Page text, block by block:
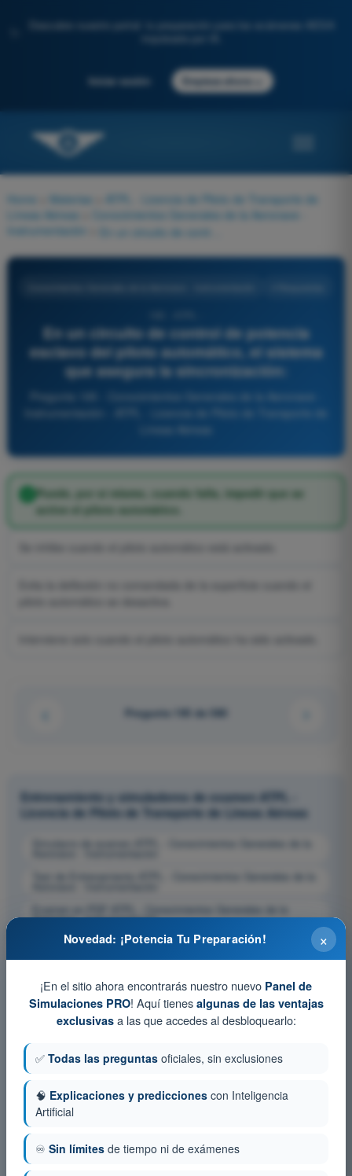
Descubre nuestro portal: tu preparación para los exámenes AESA
Iniciar sesión Empieza ahora
Home Materias
ATPL - Licencia de Piloto de Transporte de
Líneas Aéreas
Conocimientos Generales de la Aeronave -
Instrumentación
En un circuito de control de potencia
esclavo del piloto automático, el sistema
que asegura la sincronización:
Pregunta 195 - Conocimientos Generales de la Aeronave -
Puede, por sí mismo, cuando falla, impedir que se
active el piloto automático.
Pregunta 195 de 580
Entrenamiento y simuladores de examen ATPL -
Licencia de Piloto de Transporte de Líneas Aéreas
Simulacro de examen ATPL - Conocimientos Generales de la
Test de Entrenamiento ATPL - Conocimientos Generales de la
Examen en PDF ATPL - Conocimientos Generales de la
Aeronave - Instrumentación
×
Novedad: ¡Potencia Tu Preparación!
¡En el sitio ahora encontrarás nuestro nuevo Panel de
Simulaciones PRO! Aquí tienes algunas de las ventajas
exclusivasa las que accedes al desbloquearlo:
✅ Todas las preguntas oficiales, sin exclusiones
🧠 Explicaciones y predicciones con Inteligencia
Artificial
♾️ Sin límites de tiempo ni de exámenes